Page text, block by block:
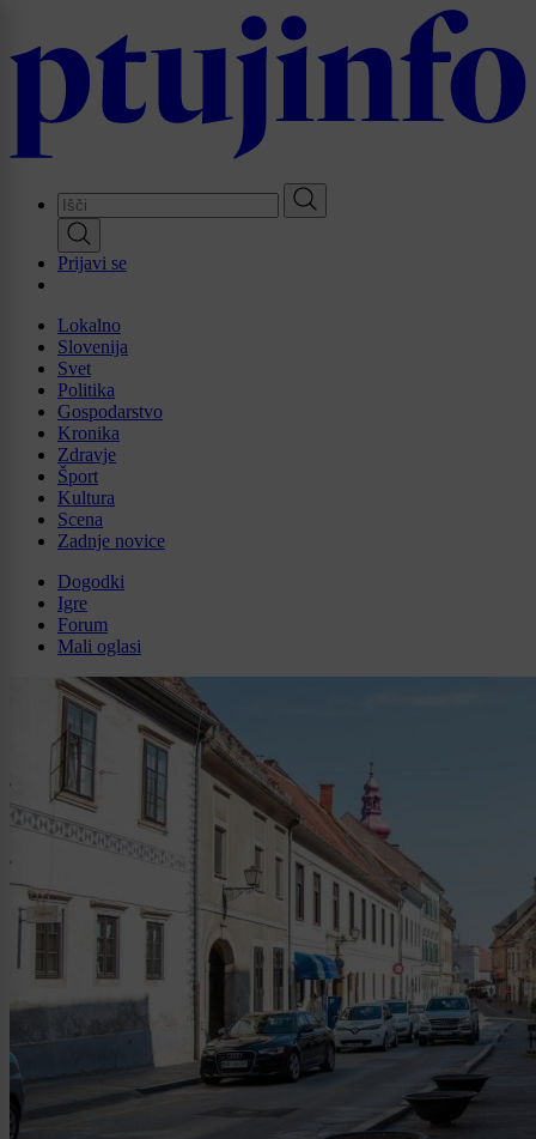
main
Prijavi se
Lokalno
Slovenija
Svet
Politika
Gospodarstvo
Kronika
Zdravje
Šport
Kultura
Scena
Zadnje novice
Dogodki
Igre
Forum
Mali oglasi